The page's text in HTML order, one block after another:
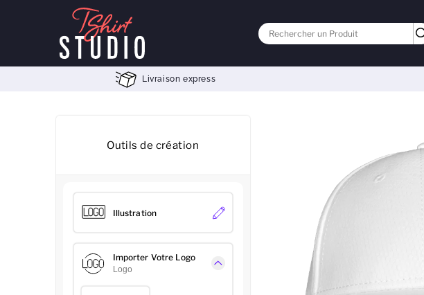
Livraison express
Outils de création
Illustration
Importer Votre Logo
Logo